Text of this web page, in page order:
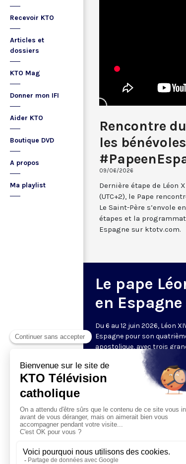
Recevoir KTO
Articles et
dossiers
KTO Mag
Donner mon IFI
Aider KTO
Boutique DVD
A propos
Ma playlist
Rencontre
les
09/06/2026
Dernière étape de Léon
(UTC+2), le Pape
Le Saint-Père s’envole
étapes et la
Espagne sur ktotv.com.
Le pape
en Espagne
Du 6 au 12 juin 2026, Léon
Espagne pour son
apostolique, avec trois
Madrid, Barcelone, et les îles
Retrouvez sur cette page
temps forts de cette visite,